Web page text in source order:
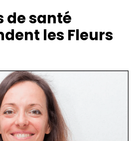
de santé
les Fleurs